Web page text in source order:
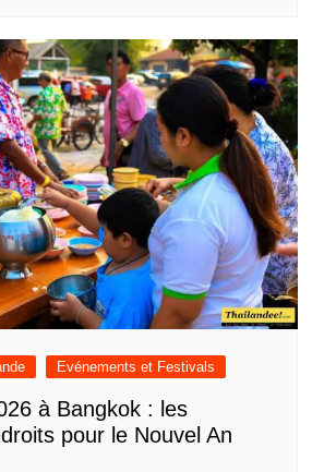
Evénements et Festivals
à Bangkok : les
pour le Nouvel An